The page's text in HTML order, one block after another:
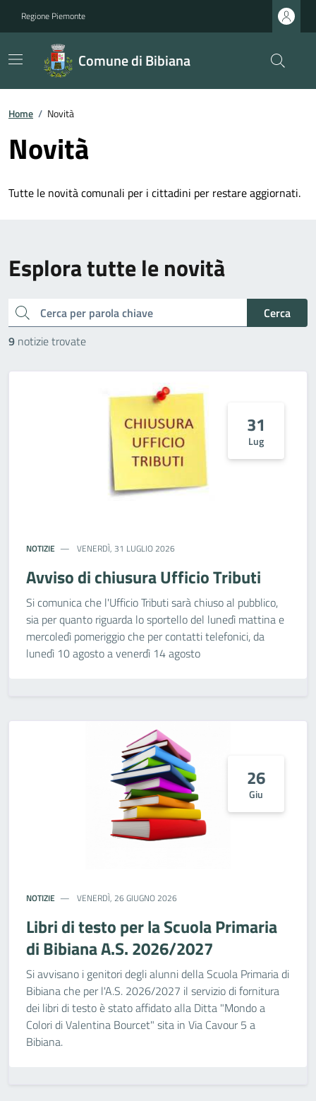
Regione Piemonte
Comune di Bibiana
Home / Novità
Novità
Tutte le novità comunali per i cittadini per restare aggiornati.
Esplora tutte le novità
cerca
Cerca
9 notizie trovate
31
Lug
NOTIZIE VENERDÌ, 31 LUGLIO 2026
Avviso di chiusura Ufficio Tributi
Si comunica che l'Ufficio Tributi sarà chiuso al pubblico,
sia per quanto riguarda lo sportello del lunedì mattina e
mercoledì pomeriggio che per contatti telefonici, da
lunedì 10 agosto a venerdì 14 agosto
26
Giu
NOTIZIE VENERDÌ, 26 GIUGNO 2026
Libri di testo per la Scuola Primaria
di Bibiana A.S. 2026/2027
Si avvisano i genitori degli alunni della Scuola Primaria di
Bibiana che per l'A.S. 2026/2027 il servizio di fornitura
dei libri di testo è stato affidato alla Ditta "Mondo a
Colori di Valentina Bourcet" sita in Via Cavour 5 a
Bibiana.